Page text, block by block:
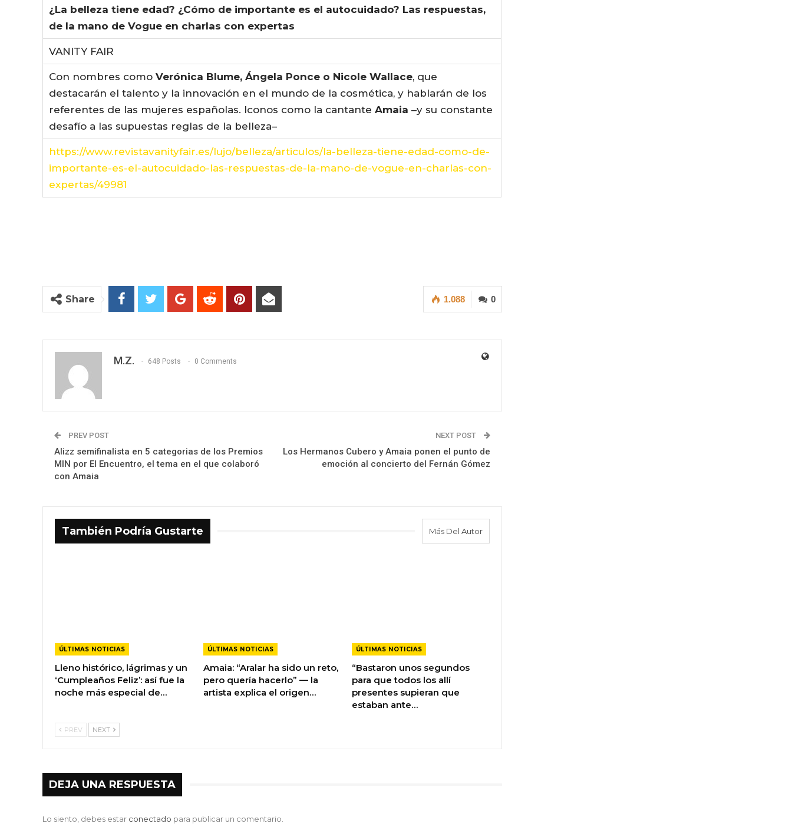
¿La belleza tiene edad? ¿Cómo de importante es el autocuidado? Las respuestas,
de la mano de Vogue en charlas con expertas
VANITY FAIR
Con nombres como Verónica Blume, Ángela Ponce o Nicole Wallace, que
destacarán el talento y la innovación en el mundo de la cosmética, y hablarán de los
referentes de las mujeres españolas. Iconos como la cantante Amaia –y su constante
desafío a las supuestas reglas de la belleza–
https://www.revistavanityfair.es/lujo/belleza/articulos/la-belleza-tiene-edad-como-de-
importante-es-el-autocuidado-las-respuestas-de-la-mano-de-vogue-en-charlas-con-
expertas/49981
0
1.088
Share
M.Z. 648 Posts 0 Comments
PREV POST
Alizz semifinalista en 5 categorias de los Premios
MIN por El Encuentro, el tema en el que colaboró
con Amaia
NEXT POST
Los Hermanos Cubero y Amaia ponen el punto de
emoción al concierto del Fernán Gómez
También Podría Gustarte Más Del Autor
ÚLTIMAS NOTICIAS
Lleno histórico, lágrimas y un
‘Cumpleaños Feliz’: así fue la
noche más especial de…
ÚLTIMAS NOTICIAS
Amaia: “Aralar ha sido un reto,
pero quería hacerlo” — la
artista explica el origen…
ÚLTIMAS NOTICIAS
“Bastaron unos segundos
para que todos los allí
presentes supieran que
estaban ante…
PREV NEXT
DEJA UNA RESPUESTA
Lo siento, debes estar conectado para publicar un comentario.